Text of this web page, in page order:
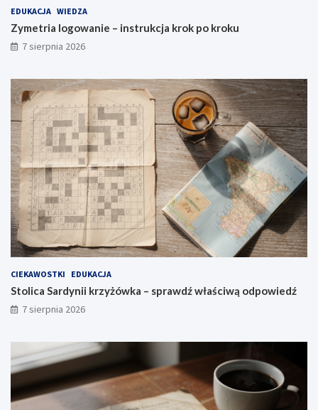
EDUKACJA WIEDZA
Zymetria logowanie – instrukcja krok po kroku
7 sierpnia 2026
CIEKAWOSTKI EDUKACJA
Stolica Sardynii krzyżówka – sprawdź właściwą odpowiedź
7 sierpnia 2026